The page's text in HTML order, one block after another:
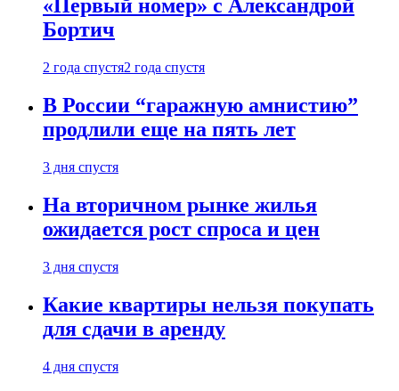
«Первый номер» с Александрой
Бортич
2 года спустя2 года спустя
В России “гаражную амнистию”
продлили еще на пять лет
3 дня спустя
На вторичном рынке жилья
ожидается рост спроса и цен
3 дня спустя
Какие квартиры нельзя покупать
для сдачи в аренду
4 дня спустя